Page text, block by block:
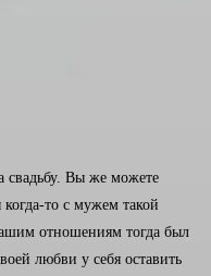
свадьбу. Вы же можете
то с мужем такой
отношениям тогда был
любви у себя оставить